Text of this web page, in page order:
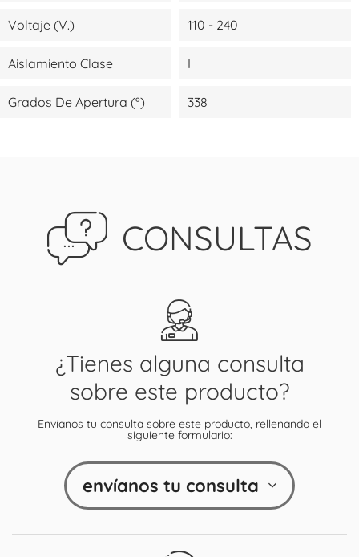
Voltaje (V.) 110 - 240
Aislamiento Clase I
Grados De Apertura (º) 338
CONSULTAS
¿Tienes alguna consulta
sobre este producto?
Envíanos tu consulta sobre este producto, rellenando el
siguiente formulario:
envíanos tu consulta